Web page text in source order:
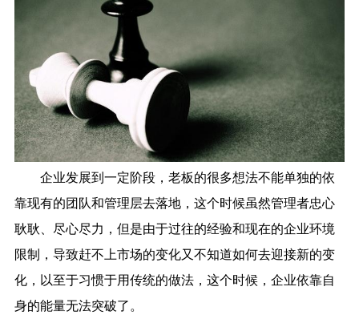
企业发展到一定阶段，老板的很多想法不能单独的依
靠现有的团队和管理层去落地，这个时候虽然管理者忠心
耿耿、尽心尽力，但是由于过往的经验和现在的企业环境
限制，导致赶不上市场的变化又不知道如何去迎接新的变
化，以至于习惯于用传统的做法，这个时候，企业依靠自
身的能量无法突破了。